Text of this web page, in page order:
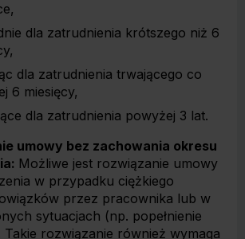
dla zatrudnienia krótszego niż 6
dla zatrudnienia trwającego co
6 miesięcy,
dla zatrudnienia powyżej 3 lat.
umowy bez zachowania okresu
Możliwe jest rozwiązanie umowy
w przypadku ciężkiego
przez pracownika lub w
sytuacjach (np. popełnienie
Takie rozwiązanie również wymaga